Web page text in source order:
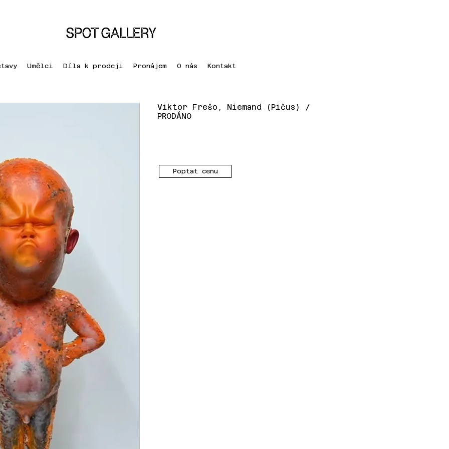
Umělci Díla k prodeji Pronájem O nás Kontakt
Viktor Frešo, Niemand (Pičus) /
PRODÁNO
Poptat cenu